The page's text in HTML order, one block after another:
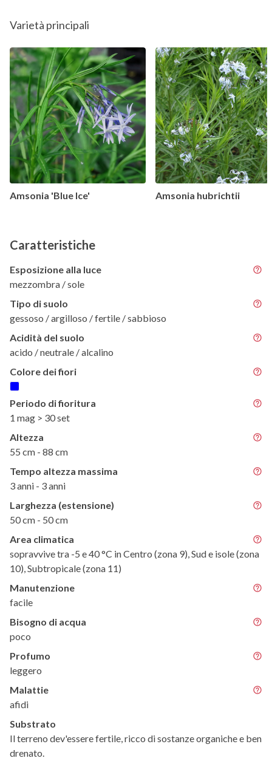
Varietà principali
Amsonia 'Blue Ice' Amsonia hubrichtii
Caratteristiche
Esposizione alla luce
mezzombra / sole
Tipo di suolo
gessoso / argilloso / fertile / sabbioso
Acidità del suolo
acido / neutrale / alcalino
Colore dei fiori
Periodo di fioritura
1 mag > 30 set
Altezza
55 cm - 88 cm
Tempo altezza massima
3 anni - 3 anni
Larghezza (estensione)
50 cm - 50 cm
Area climatica
sopravvive tra -5 e 40 °C in Centro (zona 9), Sud e isole (zona
10), Subtropicale (zona 11)
Manutenzione
facile
Bisogno di acqua
poco
Profumo
leggero
Malattie
afidi
Substrato
Il terreno dev'essere fertile, ricco di sostanze organiche e ben
drenato.